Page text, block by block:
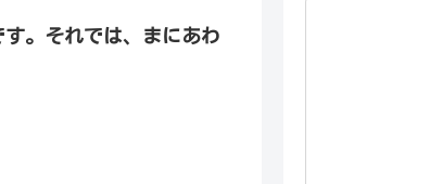
。それでは、まにあわ